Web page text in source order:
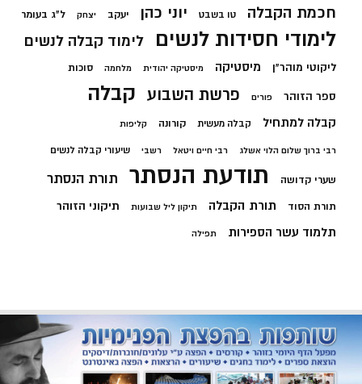
חכמת הקבלה טו בשבט יוני כהן יעקב יצחק ל"ג בעומר
לימודי חסידות לנשים לימוד קבלה לנשים
ליקוטי מוהר"ן מיסטיקה מיסטיקה יהודית מלחמה סוכות
ספר הזוהר פורים פרשת השבוע קבלה
קבלה למתחיל קבלה מעשית קורונה קליפות
רבי ברוך שלום הלוי אשלג רבי חיים ויטאל רשבי שיעורי קבלה לנשים
שערי קדושה תודעת הנסתר תורת הנסתר
תורת הסוד תורת הקבלה תיקון ליל שבועות תיקוני הזוהר
תלמוד עשר הספירות תפילה